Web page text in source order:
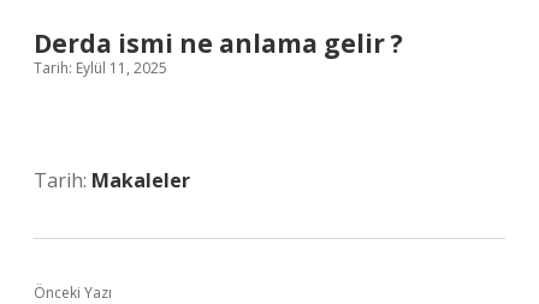
Derda ismi ne anlama gelir ?
Tarih: Eylül 11, 2025
Tarih: Makaleler
Önceki Yazı